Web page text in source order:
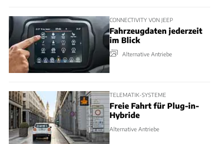
CONNECTIVITY VON JEEP
Fahrzeugdaten jederzeit
im Blick
Alternative Antriebe
TELEMATIK-SYSTEME
Freie Fahrt für Plug-in-
Hybride
Alternative Antriebe